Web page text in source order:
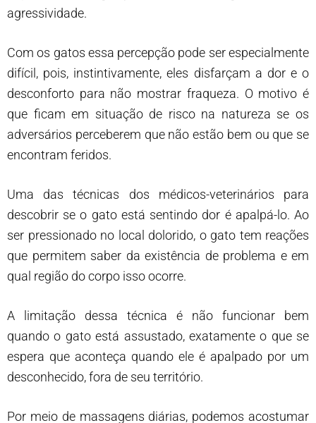
agressividade.
Com os gatos essa percepção pode ser especialmente
difícil, pois, instintivamente, eles disfarçam a dor e o
desconforto para não mostrar fraqueza. O motivo é
que ficam em situação de risco na natureza se os
adversários perceberem que não estão bem ou que se
encontram feridos.
Uma das técnicas dos médicos-veterinários para
descobrir se o gato está sentindo dor é apalpá-lo. Ao
ser pressionado no local dolorido, o gato tem reações
que permitem saber da existência de problema e em
qual região do corpo isso ocorre.
A limitação dessa técnica é não funcionar bem
quando o gato está assustado, exatamente o que se
espera que aconteça quando ele é apalpado por um
desconhecido, fora de seu território.
Por meio de massagens diárias, podemos acostumar